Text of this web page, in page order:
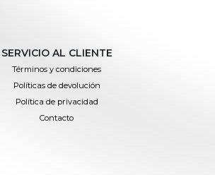
SERVICIO AL CLIENTE
Términos y condiciones
Políticas de devolución
Política de privacidad
Contacto